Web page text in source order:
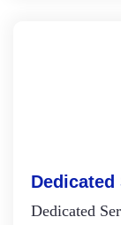
Dedicated
Dedicated